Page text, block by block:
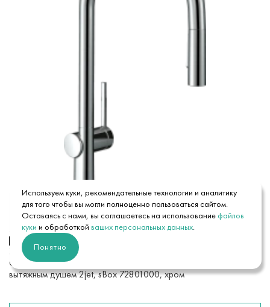
Используем куки, рекомендательные технологии и аналитику
для того чтобы вы могли полноценно пользоваться сайтом.
Оставаясь с нами, вы соглашаетесь на использование файлов
куки и обработкой ваших персональных данных.
Понятно
53 000 ₽
13250 ₽
72801000
Смеситель для кухонной мойки hansgrohe Talis M54 210, с
вытяжным душем 2jet, sBox 72801000, хром